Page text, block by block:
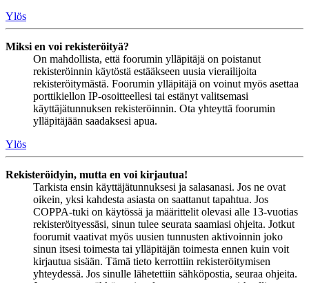
Ylös
Miksi en voi rekisteröityä?
On mahdollista, että foorumin ylläpitäjä on poistanut
rekisteröinnin käytöstä estääkseen uusia vierailijoita
rekisteröitymästä. Foorumin ylläpitäjä on voinut myös asettaa
porttikiellon IP-osoitteellesi tai estänyt valitsemasi
käyttäjätunnuksen rekisteröinnin. Ota yhteyttä foorumin
ylläpitäjään saadaksesi apua.
Ylös
Rekisteröidyin, mutta en voi kirjautua!
Tarkista ensin käyttäjätunnuksesi ja salasanasi. Jos ne ovat
oikein, yksi kahdesta asiasta on saattanut tapahtua. Jos
COPPA-tuki on käytössä ja määrittelit olevasi alle 13-vuotias
rekisteröityessäsi, sinun tulee seurata saamiasi ohjeita. Jotkut
foorumit vaativat myös uusien tunnusten aktivoinnin joko
sinun itsesi toimesta tai ylläpitäjän toimesta ennen kuin voit
kirjautua sisään. Tämä tieto kerrottiin rekisteröitymisen
yhteydessä. Jos sinulle lähetettiin sähköpostia, seuraa ohjeita.